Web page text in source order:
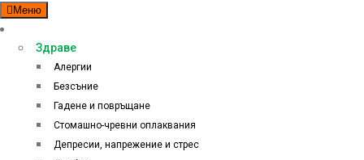
Меню
Здраве
Алергии
Безсъние
Гадене и повръщане
Стомашно-чревни оплаквания
Депресии, напрежение и стрес